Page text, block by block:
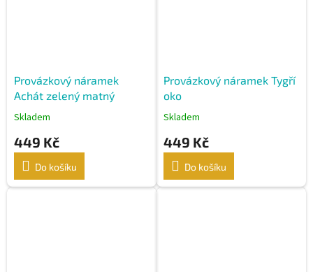
Provázkový náramek
Achát zelený matný
Skladem
449 Kč
Do košíku
Provázkový náramek Tygří
oko
Skladem
449 Kč
Do košíku